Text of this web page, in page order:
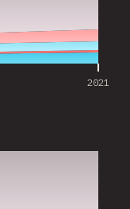
2021